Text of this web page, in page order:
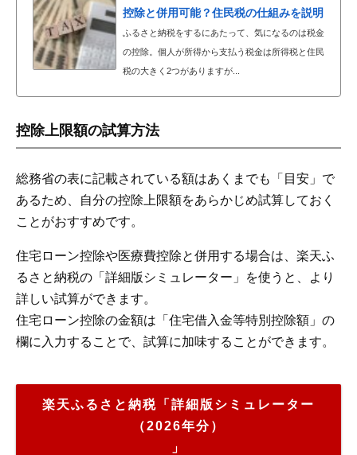
控除と併用可能？住民税の仕組みを説明
ふるさと納税をするにあたって、気になるのは税金
の控除。個人が所得から支払う税金は所得税と住民
税の大きく2つがありますが...
控除上限額の試算方法
総務省の表に記載されている額はあくまでも「目安」で
あるため、自分の控除上限額をあらかじめ試算しておく
ことがおすすめです。
住宅ローン控除や医療費控除と併用する場合は、楽天ふ
るさと納税の「詳細版シミュレーター」を使うと、より
詳しい試算ができます。
住宅ローン控除の金額は「住宅借入金等特別控除額」の
欄に入力することで、試算に加味することができます。
楽天ふるさと納税「詳細版シミュレーター
（2026年分）
」